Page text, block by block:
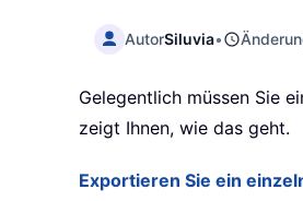
AutorSiluvia•
Gelegentlich müssen Sie
zeigt Ihnen, wie das geht.
Exportieren Sie ein